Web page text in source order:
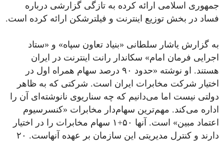
جمهوری اسلامی ارائه کرده به تازگی گزارشی درباره
فساد در بخش توزیع اینترنت و فیلترشکن ارائه کرده است.
به گزارش یاشار سلطانی «بنیاد تعاون سپاه» و «ستاد
اجرایی فرمان امام» سکاندار رانت اینترنت در ایران
هستند. او نوشته‌ «حدود ۹۰ درصد سهام همراه اول در
اختیار شرکت مخابرات ایران است. شرکتی که به ظاهر
دولتی نیست اما می‌دانیم که چه سناریوی نانوشته‌ای آن را
اداره می‌کند. مهم‌ترین سهام‌دار مخابرات «کنسرسیوم
اعتماد مبین» است. آنها ۵۰+۱ سهام مخابرات را در اختیار
دارند و کنترل مدیریتی این سازمان بر عهده آنهاست. ۲۰